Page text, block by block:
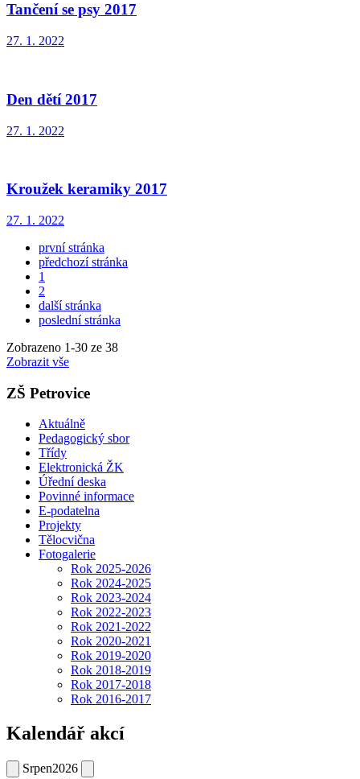
Tančení se psy 2017
27. 1. 2022
Den dětí 2017
27. 1. 2022
Kroužek keramiky 2017
27. 1. 2022
první stránka
předchozí stránka
1
2
další stránka
poslední stránka
Zobrazeno 1-30 ze 38
Zobrazit vše
ZŠ Petrovice
Aktuálně
Pedagogický sbor
Třídy
Elektronická ŽK
Úřední deska
Povinné informace
E-podatelna
Projekty
Tělocvična
Fotogalerie
Rok 2025-2026
Rok 2024-2025
Rok 2023-2024
Rok 2022-2023
Rok 2021-2022
Rok 2020-2021
Rok 2019-2020
Rok 2018-2019
Rok 2017-2018
Rok 2016-2017
Kalendář akcí
Srpen2026